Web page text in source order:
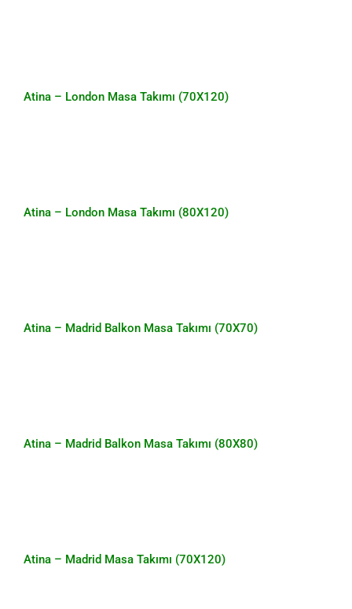
Atina – London Masa Takımı (70X120)
Atina – London Masa Takımı (80X120)
Atina – Madrid Balkon Masa Takımı (70X70)
Atina – Madrid Balkon Masa Takımı (80X80)
Atina – Madrid Masa Takımı (70X120)